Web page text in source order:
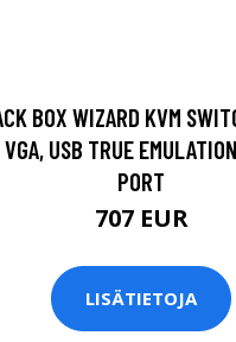
BOX WIZARD KVM
VGA, USB TRUE
PORT
707 EUR
LISÄTIETOJA